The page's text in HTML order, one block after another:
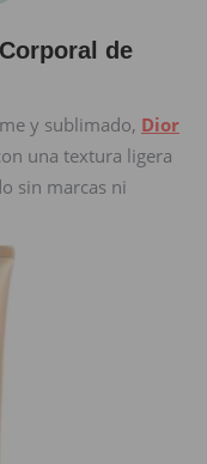
de
y sublimado, Dior
una textura ligera
sin marcas ni